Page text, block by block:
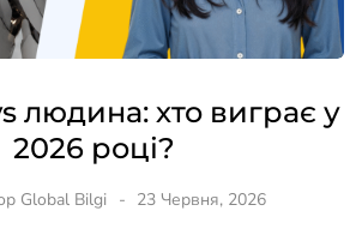
людина: хто виграє у
2026 році?
Global Bilgi 23 Червня, 2026